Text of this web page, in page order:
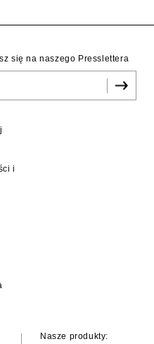
się na naszego Presslettera
i
Nasze produkty: